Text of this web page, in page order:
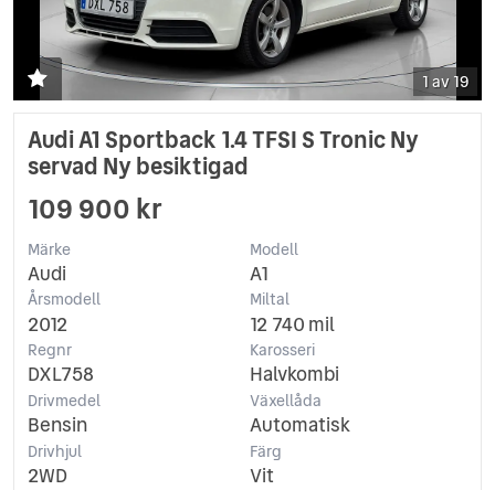
1 av 19
Audi A1 Sportback 1.4 TFSI S Tronic Ny
servad Ny besiktigad
109 900 kr
Märke
Audi
Modell
A1
Årsmodell
2012
Miltal
12 740 mil
Regnr
DXL758
Karosseri
Halvkombi
Drivmedel
Bensin
Växellåda
Automatisk
Drivhjul
2WD
Färg
Vit